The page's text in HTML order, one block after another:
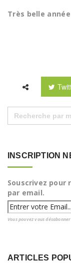
Très belle
Search
for:
INSCRIPTION
Souscrivez pour
par email.
Vous pouvez vous
ARTICLES